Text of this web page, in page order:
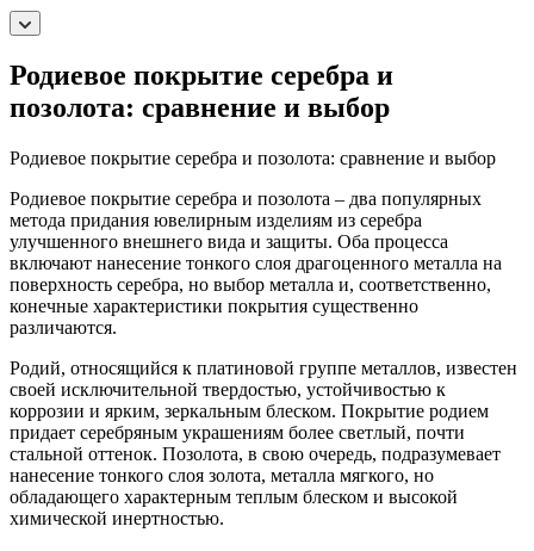
Родиевое покрытие серебра и
позолота: сравнение и выбор
Родиевое покрытие серебра и позолота: сравнение и выбор
Родиевое покрытие серебра и позолота – два популярных
метода придания ювелирным изделиям из серебра
улучшенного внешнего вида и защиты. Оба процесса
включают нанесение тонкого слоя драгоценного металла на
поверхность серебра, но выбор металла и, соответственно,
конечные характеристики покрытия существенно
различаются.
Родий, относящийся к платиновой группе металлов, известен
своей исключительной твердостью, устойчивостью к
коррозии и ярким, зеркальным блеском. Покрытие родием
придает серебряным украшениям более светлый, почти
стальной оттенок. Позолота, в свою очередь, подразумевает
нанесение тонкого слоя золота, металла мягкого, но
обладающего характерным теплым блеском и высокой
химической инертностью.